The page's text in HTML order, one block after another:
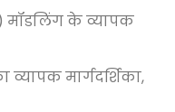
मॉडलिंग के व्यापक
मार्गदर्शिका,